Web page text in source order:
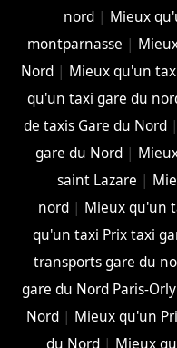
nord| Mieux
montparnasse |
Nord| Mieux qu'un
qu'un taxi gare du
de taxis Gare du Nord|
gare du Nord|
saint Lazare |
nord| Mieux qu'un
qu'un taxi Prix taxi
transports gare du
gare du Nord Paris-Orly
Nord | Mieux qu'un
du Nord | Mieux